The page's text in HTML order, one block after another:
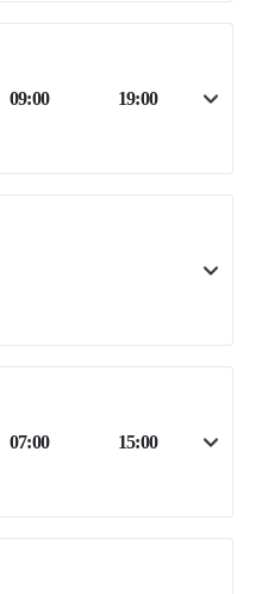
09:00 19:00
07:00 15:00